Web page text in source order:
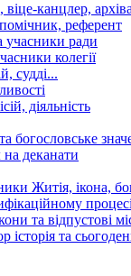
віце-канцлер,
референт
учасники ради
колегії
судді...
діяльність
богословське
на деканати
Житія, ікона,
процесі
та відпустові
історія та